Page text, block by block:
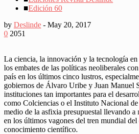
■Edición 60
by Deslinde - May 20, 2017
0 2051
La ciencia, la innovación y la tecnología
los embates de las políticas neoliberales
país en los últimos cinco lustros,
gobiernos de Álvaro Uribe y Juan Manuel
instituciones tan importantes para el
como Colciencias o el Instituto Nacional
medio de la asfixia presupuestal llevando a
en los últimos vagones del tren mundial del
conocimiento científico.